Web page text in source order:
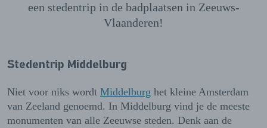
een stedentrip in de badplaatsen in Zeeuws-
Vlaanderen!
Stedentrip Middelburg
Niet voor niks wordt Middelburg het kleine Amsterdam
van Zeeland genoemd. In Middelburg vind je de meeste
monumenten van alle Zeeuwse steden. Denk aan de